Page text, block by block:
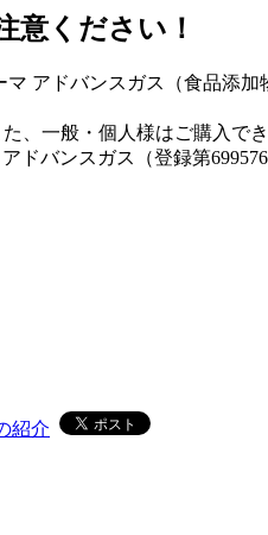
意ください！
アドバンスガス（食品添
た、一般・個人様はご購入で
ドバンスガス（登録第
紹介